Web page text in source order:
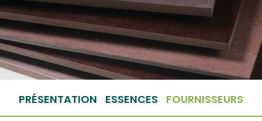
PRÉSENTATION ESSENCES FOURNISSEURS